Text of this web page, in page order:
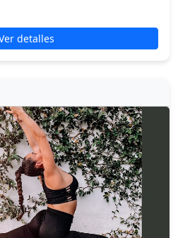
detalles